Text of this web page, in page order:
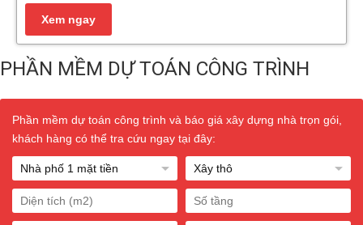
PHẦN MỀM DỰ TOÁN CÔNG TRÌNH
Phần mềm dự toán công trình và báo giá xây dựng nhà trọn gói,
khách hàng có thể tra cứu ngay tại đây: